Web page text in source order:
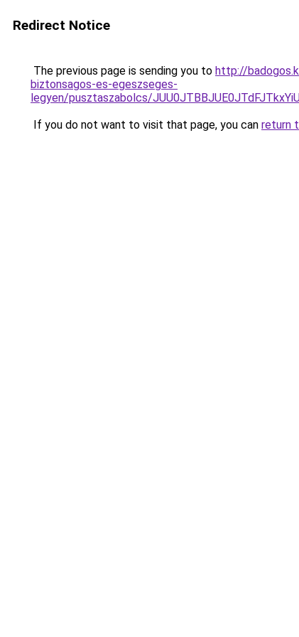
Redirect Notice
The previous page is sending you to http://
biztonsagos-es-egeszseges-
legyen/pusztaszabolcs/
If you do not want to visit that page, you can return